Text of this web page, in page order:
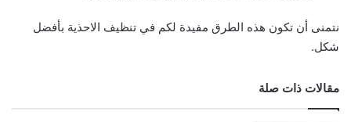
نتمنى أن تكون هذه الطرق مفيدة لكم في تنظيف الاحذية بأفضل
شكل.
مقالات ذات صلة